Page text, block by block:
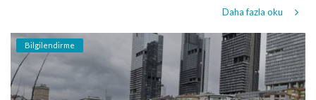
Daha fazla oku
Bilgilendirme